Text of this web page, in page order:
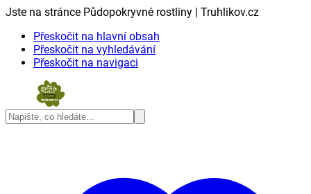
Jste na stránce Půdopokryvné rostliny | Truhlikov.cz
Přeskočit na hlavní obsah
Přeskočit na vyhledávání
Přeskočit na navigaci